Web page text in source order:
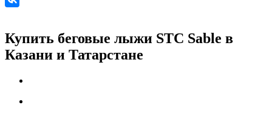
Купить беговые лыжи STC Sable в
Казани и Татарстане